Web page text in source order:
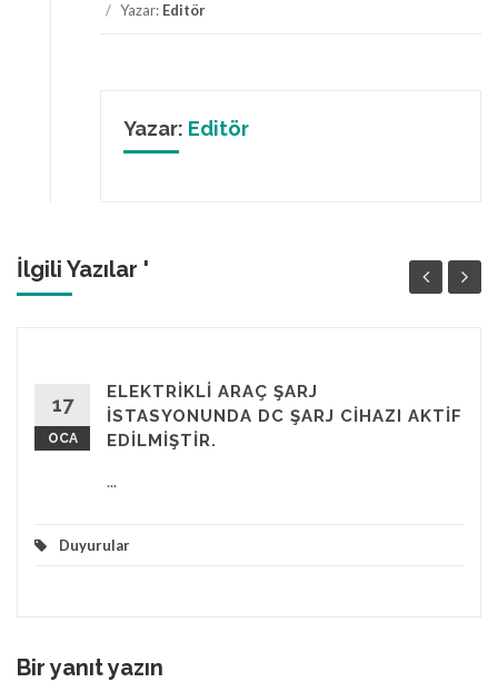
/ Yazar: Editör
Yazar: Editör
İlgili Yazılar '
17
OCA
ELEKTRİKLİ ARAÇ ŞARJ
İSTASYONUNDA DC ŞARJ CİHAZI AKTİF
EDİLMİŞTİR.
...
Duyurular
Bir yanıt yazın